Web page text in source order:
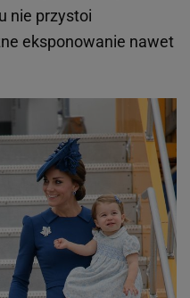
nie przystoi
eksponowanie nawet